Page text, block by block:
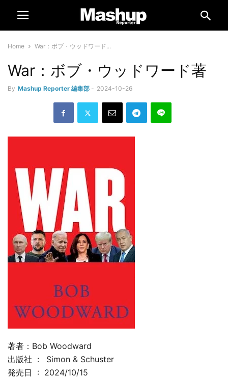
Home War：ボブ・ウッドワード...
War：ボブ・ウッドワード著
By Mashup Reporter 編集部 - 2024-10-26
著者：Bob Woodward
出版社 ‏ : ‎
Simon & Schuster
発売日 ‏ : ‎ 2024/10/15